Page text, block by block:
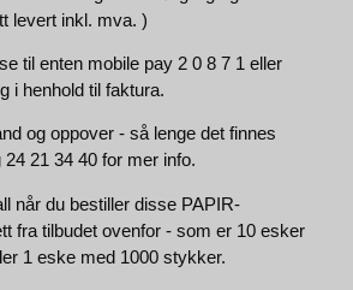
levert inkl. mva. )
til enten mobile pay 2 0 8 7 1 eller
i henhold til faktura.
og oppover - så lenge det finnes
21 34 40 for mer info.
når du bestiller disse PAPIR-
fra tilbudet ovenfor - som er 10 esker
1 eske med 1000 stykker.